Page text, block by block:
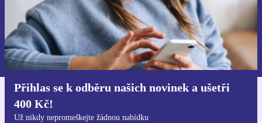
Přihlas se k odběru našich novinek a ušetři
400 Kč!
Už nikdy nepromeškejte žádnou nabídku
Chci voucher
Informace o použití osobních údajů najdeš v našich
Zásadách ochrany osobních údajů.
Pro iOS a Android